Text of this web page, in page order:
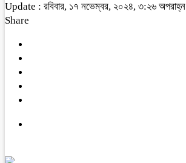
Update : রবিবার, ১৭ নভেম্বর, ২০২৪, ৩:২৬ অপরাহ্ন
Share